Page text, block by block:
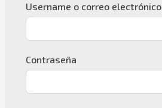
Username o correo electrónico
Contraseña